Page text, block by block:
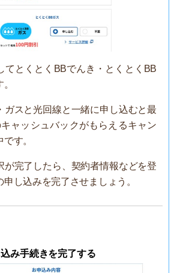
てとくとくBBでんき・とくとくBB
ガスと光回線と一緒に申し込むと最
ャッシュバックがもらえるキャン
す。
が完了したら、契約者情報などを登
し込みを完了させましょう。
み手続きを完了する